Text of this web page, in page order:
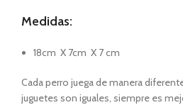
Medidas:
18cm X 7cm X 7 cm
Cada perro juega de manera
juguetes son iguales, siempre es